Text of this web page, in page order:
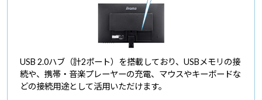
USB 2.0ハブ（計2ポート）を搭載しており、USBメモリの接
続や、携帯・音楽プレーヤーの充電、マウスやキーボードな
どの接続用途として活用いただけます。